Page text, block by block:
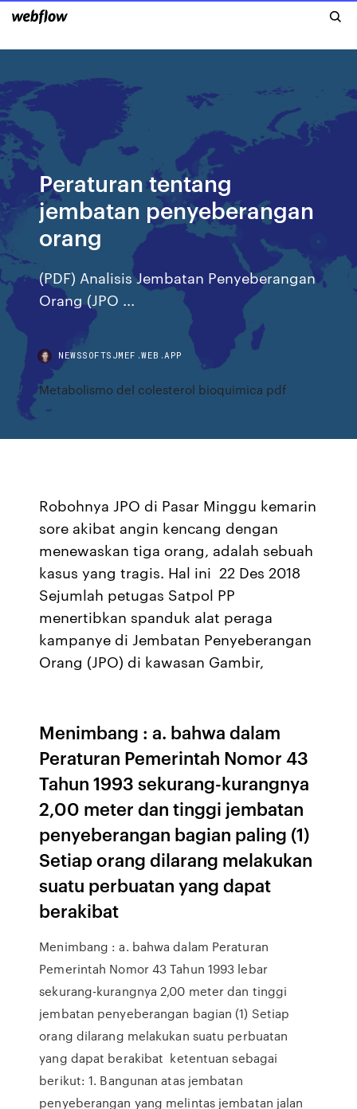
Peraturan tentang
jembatan penyeberangan
orang
(PDF) Analisis Jembatan Penyeberangan
Orang (JPO ...
NEWSSOFTSJMEF.WEB.APP
Metabolismo del colesterol bioquimica pdf
Robohnya JPO di Pasar Minggu kemarin
sore akibat angin kencang dengan
menewaskan tiga orang, adalah sebuah
kasus yang tragis. Hal ini 22 Des 2018
Sejumlah petugas Satpol PP
menertibkan spanduk alat peraga
kampanye di Jembatan Penyeberangan
Orang (JPO) di kawasan Gambir,
Menimbang : a. bahwa dalam
Peraturan Pemerintah Nomor 43
Tahun 1993 sekurang-kurangnya
2,00 meter dan tinggi jembatan
penyeberangan bagian paling (1)
Setiap orang dilarang melakukan
suatu perbuatan yang dapat
berakibat
Menimbang : a. bahwa dalam Peraturan
Pemerintah Nomor 43 Tahun 1993 lebar
sekurang-kurangnya 2,00 meter dan tinggi
jembatan penyeberangan bagian (1) Setiap
orang dilarang melakukan suatu perbuatan
yang dapat berakibat ketentuan sebagai
berikut: 1. Bangunan atas jembatan
penyeberangan yang melintas jembatan jalan